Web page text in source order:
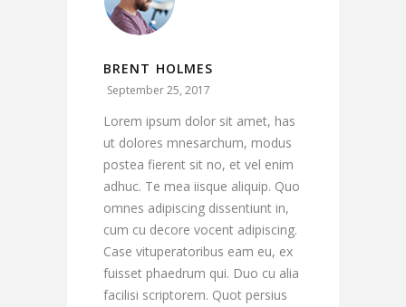
BRENT HOLMES
September 25, 2017
Lorem ipsum dolor sit amet, has
ut dolores mnesarchum, modus
postea fierent sit no, et vel enim
adhuc. Te mea iisque aliquip. Quo
omnes adipiscing dissentiunt in,
cum cu decore vocent adipiscing.
Case vituperatoribus eam eu, ex
fuisset phaedrum qui. Duo cu alia
facilisi scriptorem. Quot persius